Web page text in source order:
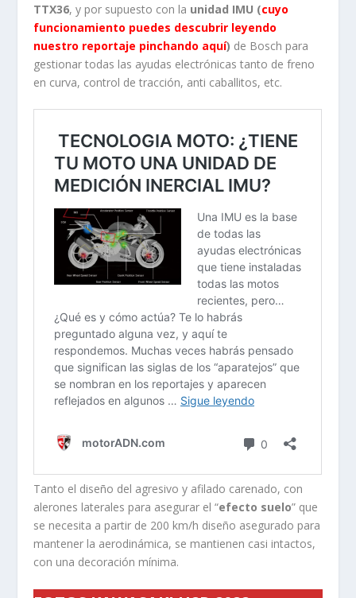
TTX36, y por supuesto con la unidad IMU (cuyo
funcionamiento puedes descubrir leyendo
nuestro reportaje pinchando aquí) de Bosch para
gestionar todas las ayudas electrónicas tanto de freno
en curva, control de tracción, anti caballitos, etc.
Tanto el diseño del agresivo y afilado carenado, con
alerones laterales para asegurar el “efecto suelo” que
se necesita a partir de 200 km/h diseño asegurado para
mantener la aerodinámica, se mantienen casi intactos,
con una decoración mínima.